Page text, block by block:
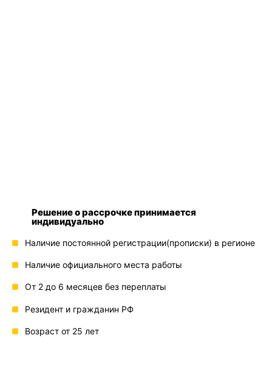
Решение о рассрочке принимается
индивидуально
Наличие постоянной регистрации(прописки) в регионе
Наличие официального места работы
От 2 до 6 месяцев без переплаты
Резидент и гражданин РФ
Возраст от 25 лет